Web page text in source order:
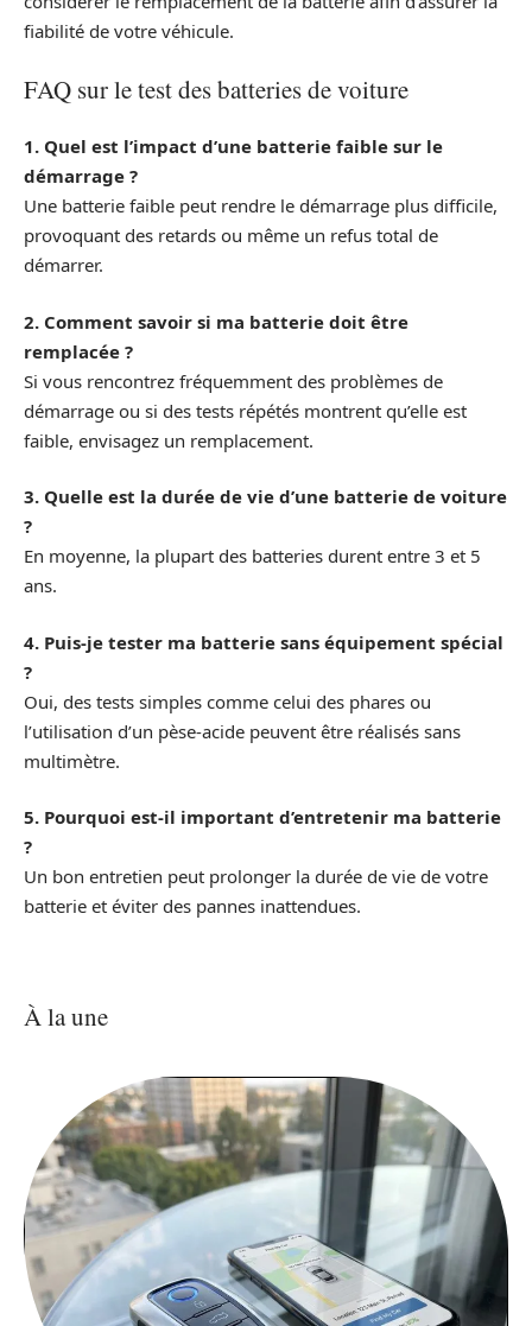
fiabilité de votre véhicule.
FAQ sur le test des batteries de voiture
1. Quel est l’impact d’une batterie faible sur le
démarrage ?
Une batterie faible peut rendre le démarrage plus difficile,
provoquant des retards ou même un refus total de
démarrer.
2. Comment savoir si ma batterie doit être
remplacée ?
Si vous rencontrez fréquemment des problèmes de
démarrage ou si des tests répétés montrent qu’elle est
faible, envisagez un remplacement.
3. Quelle est la durée de vie d’une batterie de voiture
?
En moyenne, la plupart des batteries durent entre 3 et 5
ans.
4. Puis-je tester ma batterie sans équipement spécial
?
Oui, des tests simples comme celui des phares ou
l’utilisation d’un pèse-acide peuvent être réalisés sans
multimètre.
5. Pourquoi est-il important d’entretenir ma batterie
?
Un bon entretien peut prolonger la durée de vie de votre
batterie et éviter des pannes inattendues.
À la une